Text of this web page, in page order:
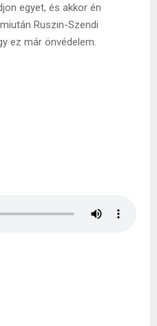
egyet, és akkor én
Ruszin-Szendi
ez már önvédelem.